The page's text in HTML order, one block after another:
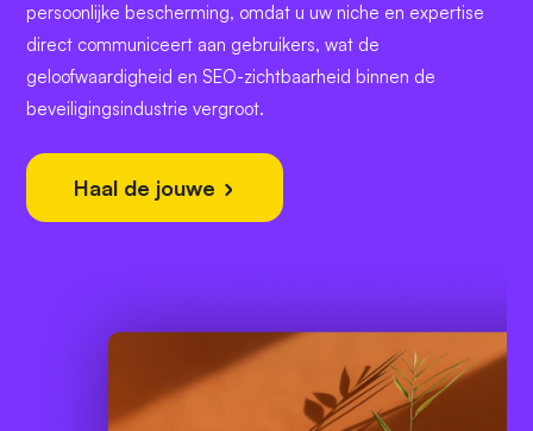
persoonlijke bescherming, omdat u uw niche en expertise
direct communiceert aan gebruikers, wat de
geloofwaardigheid en SEO-zichtbaarheid binnen de
beveiligingsindustrie vergroot.
Haal de jouwe